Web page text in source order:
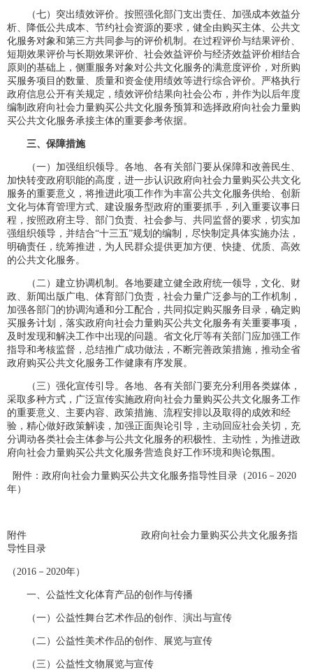
（七）突出绩效评价。按照强化部门支出责任、加强成本效益分
析、降低公共成本、节约社会资源的要求，健全由购买主体、公共文
化服务对象和第三方共同参与的评价机制。在过程评价与结果评价、
短期效果评价与长期效果评价、社会效益评价与经济效益评价相结合
原则的基础上，侧重服务对象对公共文化服务的满意度评价，对所购
买服务项目的数量、质量和资金使用绩效等进行综合评价。严格执行
政府信息公开有关规定，绩效评价结果向社会公布，并作为以后年度
编制政府向社会力量购买公共文化服务预算和选择政府向社会力量购
买公共文化服务承接主体的重要参考依据。
三、保障措施
（一）加强组织领导。各地、各有关部门要从保障和改善民生、
加快转变政府职能的高度，进一步认识政府向社会力量购买公共文化
服务的重要意义，将推进此项工作作为丰富公共文化服务供给、创新
文化与体育管理方式、建设服务型政府的重要抓手，列入重要议事日
程，按照政府主导、部门负责、社会参与、共同监督的要求，切实加
强组织领导，并结合“十三五”规划的编制，尽快制定具体实施办法，
明确责任，统筹推进，为人民群众提供更加方便、快捷、优质、高效
的公共文化服务。
（二）建立协调机制。各地要建立健全政府统一领导，文化、财
政、新闻出版广电、体育部门负责，社会力量广泛参与的工作机制，
加强各部门的协调沟通和分工配合，共同拟定购买服务目录，确定购
买服务计划，落实政府向社会力量购买公共文化服务有关重要事项，
及时发现和解决工作中出现的问题。省文化厅等有关部门应加强工作
指导和考核监督，总结推广成功做法，不断完善政策措施，推动全省
政府购买公共文化服务工作健康有序发展。
（三）强化宣传引导。各地、各有关部门要充分利用各类媒体，
采取多种方式，广泛宣传实施政府向社会力量购买公共文化服务工作
的重要意义、主要内容、政策措施、流程安排以及取得的成效和经
验，精心做好政策解读，加强正面舆论引导，主动回应社会关切，充
分调动各类社会主体参与公共文化服务的积极性、主动性，为推进政
府向社会力量购买公共文化服务营造良好工作环境和舆论氛围。
附件：政府向社会力量购买公共文化服务指导性目录（2016－2020
年）
附件
政府向社会力量购买公共文化服务指
导性目录
（2016－2020年）
一、公益性文化体育产品的创作与传播
（一）公益性舞台艺术作品的创作、演出与宣传
（二）公益性美术作品的创作、展览与宣传
（三）公益性文物展览与宣传